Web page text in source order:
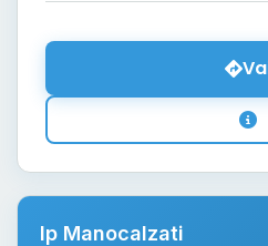
Ip Manocalzati